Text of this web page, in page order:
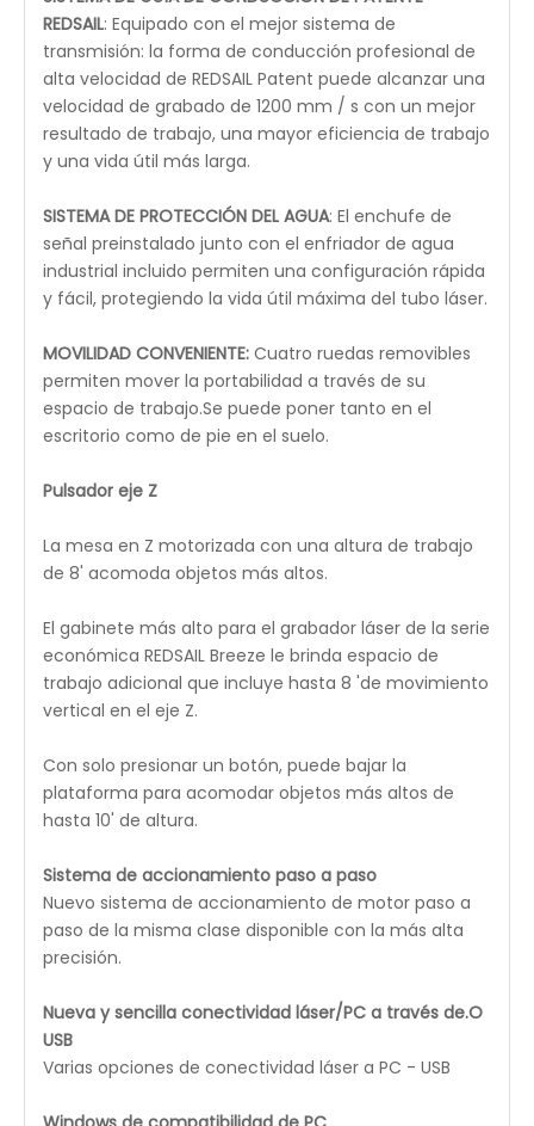
láser, mientras que dos pantallas de temperatura lo
mantienen actualizado con la fuente de
alimentación del láser y los niveles de temperatura
del agua de enfriamiento.
Detalles del láser REDSAIL Breeze:
VENTILACIÓN:
Un ventilador preinstalado expulsa
humo y vapores para crear un espacio de trabajo
más seguro y prolongar la vida útil de su máquina.
GUÍA DE PUNTO ROJO
: El puntero de punto rojo
montado en el cabezal del láser indica rápidamente
los puntos de grabado, marca la ruta de la máquina
e identifica el tamaño de posicionamiento, lo que
permite un proceso de configuración del proyecto
sin esfuerzo.
ASISTENCIA AÉREA:
durante el procesamiento del láser para evitar la
deformación del material. Además, mantiene el
polvo, los desechos y el gas combustible alejados del
cabezal del láser para evitar la contaminación de la
lente focal, manteniendo su mesa de trabajo más
limpia y segura y los grabados más precisos.
SISTEMA DE GUÍA DE CONDUCCIÓN DE PATENTE
: Equipado con el mejor sistema de
transmisión: la forma de conducción profesional de
alta velocidad de REDSAIL Patent puede alcanzar una
velocidad de grabado de 1200 mm / s con un mejor
y una vida útil más larga.
SISTEMA DE PROTECCIÓN DEL AGUA
: El enchufe de
señal preinstalado junto con el enfriador de agua
industrial incluido permiten una configuración rápida
y fácil, protegiendo la vida útil máxima del tubo láser.
MOVILIDAD CONVENIENTE:
Cuatro ruedas removibles
permiten mover la portabilidad a través de su
espacio de trabajo.Se puede poner tanto en el